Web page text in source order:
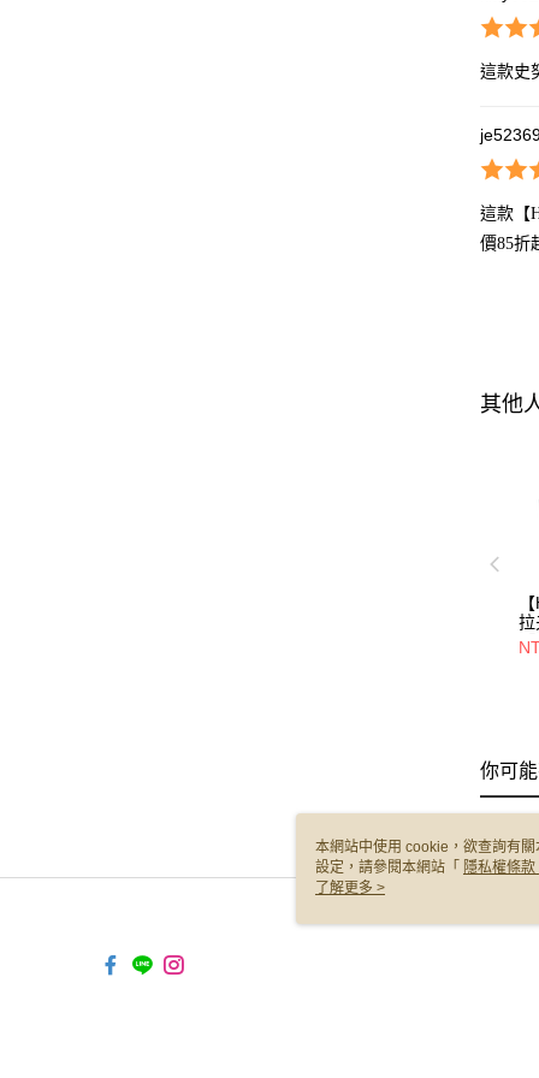
這款史
這款【
價85折
其他
拉
你可
本網站中使用 cookie，欲查詢有
設定，請參閱本網站「 隱私權條款
使用 cookie。
了解更多 >